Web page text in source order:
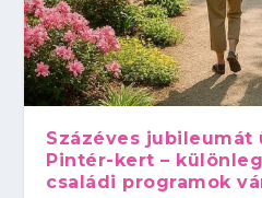
Százéves jubileumát
Pintér-kert –
családi programok